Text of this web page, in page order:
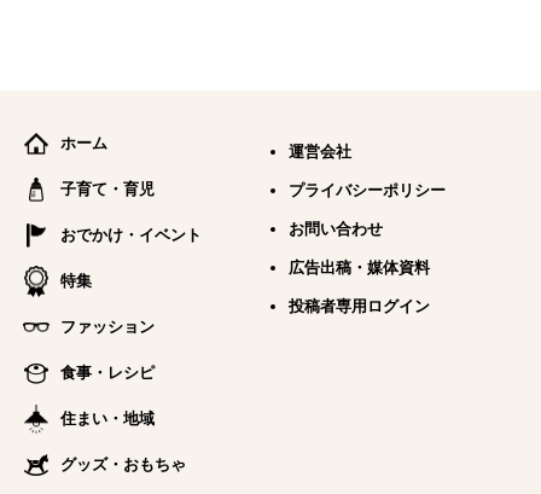
ホーム
子育て・育児
おでかけ・イベント
特集
ファッション
食事・レシピ
住まい・地域
グッズ・おもちゃ
運営会社
プライバシーポリシー
お問い合わせ
広告出稿・媒体資料
投稿者専用ログイン